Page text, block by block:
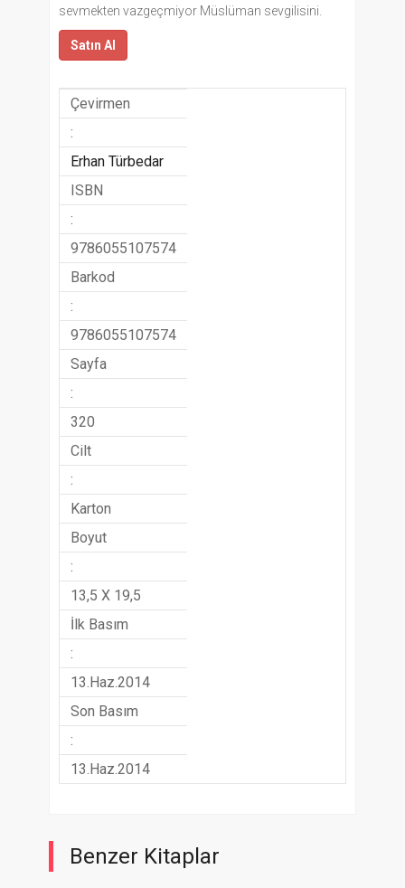
sevmekten vazgeçmiyor Müslüman sevgilisini.
Satın Al
Çevirmen
:
Erhan Türbedar
ISBN
:
9786055107574
Barkod
:
9786055107574
Sayfa
:
320
Cilt
:
Karton
Boyut
:
13,5 X 19,5
İlk Basım
:
13.Haz.2014
Son Basım
:
13.Haz.2014
Benzer Kitaplar